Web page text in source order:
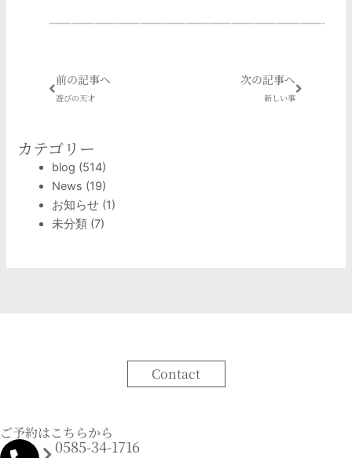
————————————————————————————————————-
Prev
前の記事へ
遊びの天才
次の記事へ
新しい事
Next
カテゴリー
blog (514)
News (19)
お知らせ (1)
未分類 (7)
Contact
0585-34-1716
ご予約はこちらから